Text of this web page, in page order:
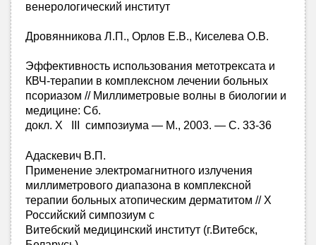
венерологический институт
Дровянникова Л.П., Орлов Е.В., Киселева О.В.
Эффективность использования метотрексата и
КВЧ-терапии в комплексном лечении больных
псориазом // Миллиметровые волны в биологии и
медицине: Сб.
докл. X III симпозиума — М., 2003. — С. 33-36
Адаскевич В.П.
Применение электромагнитного излучения
миллиметрового диапазона в комплексной
терапии больных атопическим дерматитом // Х
Российский симпозиум с
Витебский медицинский институт (г.Витебск,